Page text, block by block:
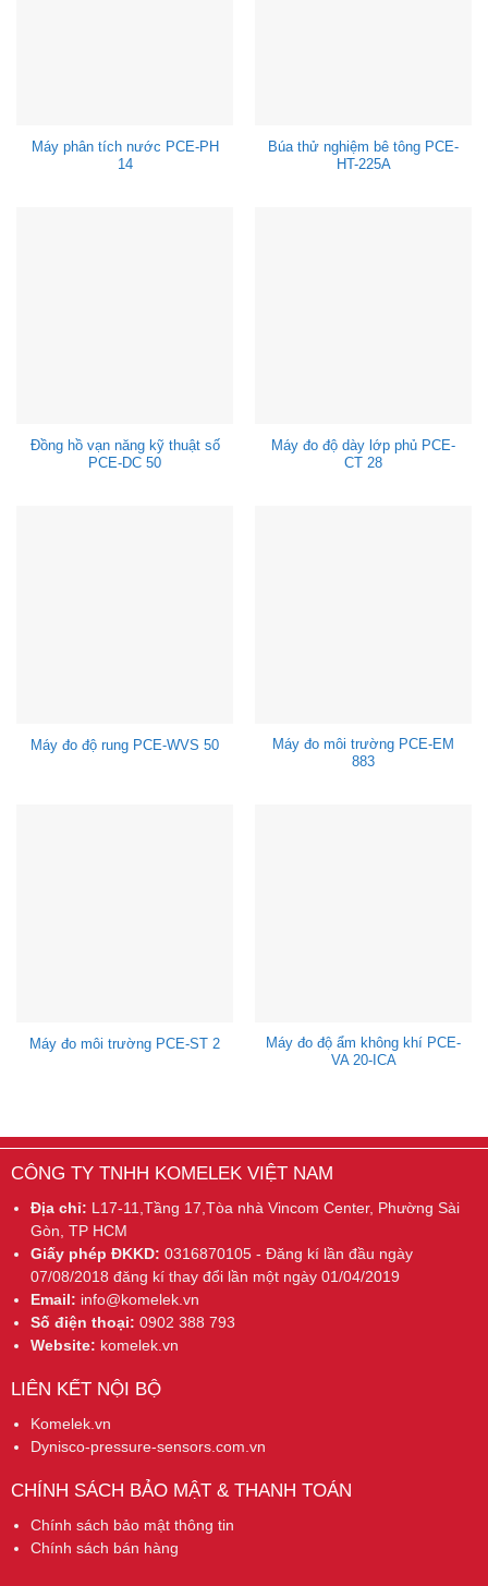
Máy phân tích nước PCE-PH
14
Búa thử nghiệm bê tông PCE-
HT-225A
Đồng hồ vạn năng kỹ thuật số
PCE-DC 50
Máy đo độ dày lớp phủ PCE-
CT 28
Máy đo độ rung PCE-WVS 50
Máy đo môi trường PCE-EM
883
Máy đo môi trường PCE-ST 2
Máy đo độ ẩm không khí PCE-
VA 20-ICA
CÔNG TY TNHH KOMELEK VIỆT NAM
Địa chỉ: L17-11,Tầng 17,Tòa nhà Vincom Center, Phường Sài
Gòn, TP HCM
Giấy phép ĐKKD: 0316870105 - Đăng kí lần đầu ngày
07/08/2018 đăng kí thay đổi lần một ngày 01/04/2019
Email: info@komelek.vn
Số điện thoại: 0902 388 793
Website: komelek.vn
LIÊN KẾT NỘI BỘ
Komelek.vn
Dynisco-pressure-sensors.com.vn
CHÍNH SÁCH BẢO MẬT & THANH TOÁN
Chính sách bảo mật thông tin
Chính sách bán hàng